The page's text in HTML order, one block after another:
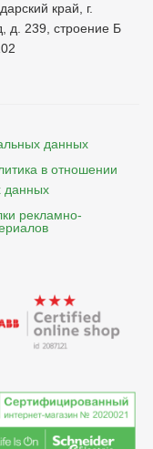
край, г.
д. 239, строение Б
данных
в отношении
данных
рекламно-